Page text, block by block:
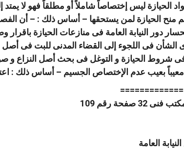
الحيازة ليس إختصاصاً شاملاً أو مطلقاً فهو لا
الحيازة لمن يستحقها – أساس ذلك : – أن
دور النيابة العامة فى منازعات الحيازة باقرار
فى اللجوء إلى القضاء المدنى للبت فى أصل
فى شروط الحيازة و التوغل فى بحث أصل النزاع و
بعيب عدم الإختصاص الجسيم – أساس ذلك :
العامة